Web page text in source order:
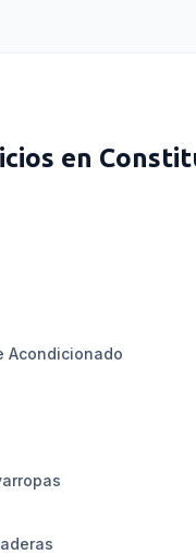
en
Acondicionado